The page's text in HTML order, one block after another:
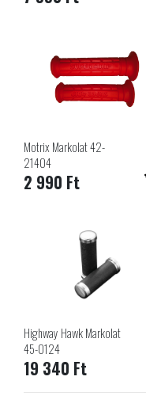
Motrix Markolat 42-
21404
2 990 Ft
Highway Hawk Markolat
45-0124
19 340 Ft